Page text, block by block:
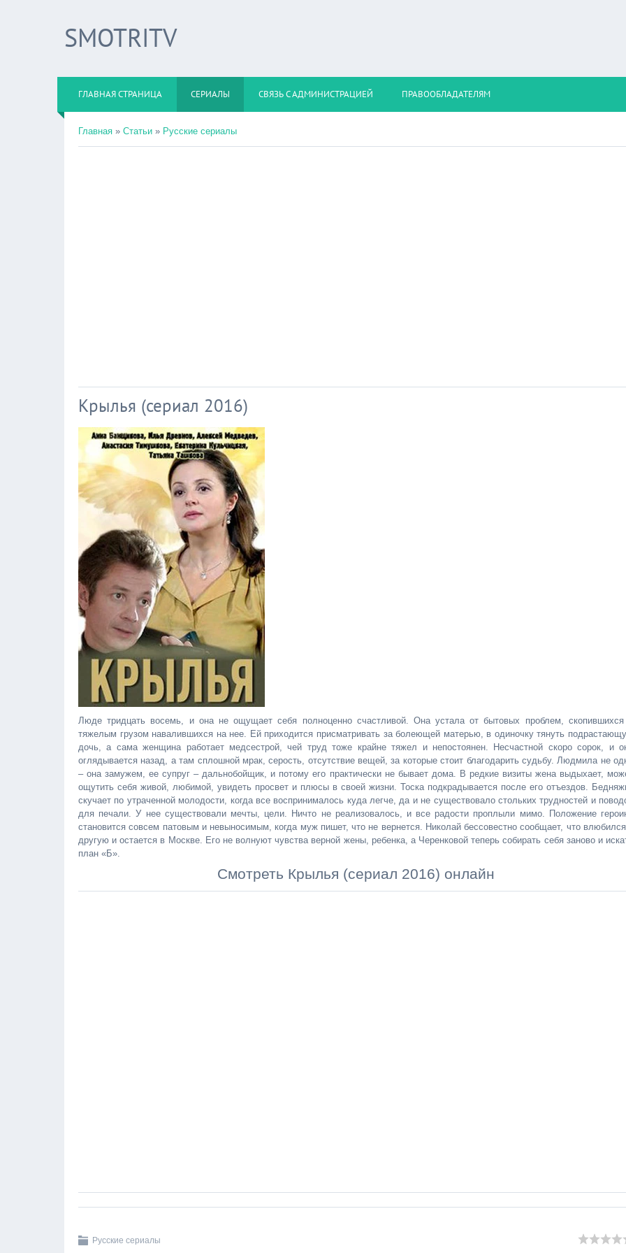
SMOTRITV
ГЛАВНАЯ СТРАНИЦА СЕРИАЛЫ СВЯЗЬ С АДМИНИСТРАЦИЕЙ ПРАВООБЛАДАТЕЛЯМ
Главная » Статьи » Русские сериалы
Крылья (сериал 2016)
Люде тридцать восемь, и она не ощущает себя полноценно счастливой. Она устала от бытовых проблем,
тяжелым грузом навалившихся на нее. Ей приходится присматривать за болеющей матерью, в одиночку тянуть
дочь, а сама женщина работает медсестрой, чей труд тоже крайне тяжел и непостоянен. Несчастной скоро сорок, и
оглядывается назад, а там сплошной мрак, серость, отсутствие вещей, за которые стоит благодарить судьбу. Людмила не
– она замужем, ее супруг – дальнобойщик, и потому его практически не бывает дома. В редкие визиты жена выдыхает,
ощутить себя живой, любимой, увидеть просвет и плюсы в своей жизни. Тоска подкрадывается после его отъездов.
скучает по утраченной молодости, когда все воспринималось куда легче, да и не существовало стольких трудностей и
для печали. У нее существовали мечты, цели. Ничто не реализовалось, и все радости проплыли мимо. Положение
становится совсем патовым и невыносимым, когда муж пишет, что не вернется. Николай бессовестно сообщает, что
другую и остается в Москве. Его не волнуют чувства верной жены, ребенка, а Черенковой теперь собирать себя заново и
план «Б».
Смотреть Крылья (сериал 2016) онлайн
Русские сериалы